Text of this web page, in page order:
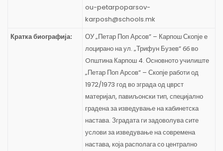
ou-petarpoparsov-
karposh@schools.mk
Кратка биографија:
ОУ „Петар Поп Арсов” – Карпош Скопје е
лоцирано на ул. „Трифун Бузев“ бб во
Oпштина Карпош 4. Основното училиште
„Петар Поп Арсов“ – Скопје работи од
1972/1973 год во зграда од цврст
материјал, павиљонски тип, специјално
градена за изведување на кабинетска
настава. Зградата ги задоволува сите
услови за изведување на современа
настава, која располага со централно